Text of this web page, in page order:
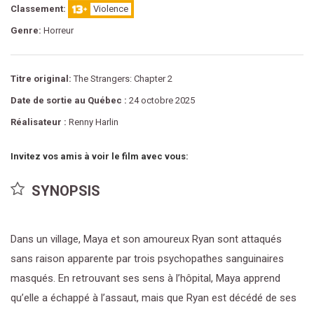
Classement: Violence
Genre: Horreur
Titre original:The Strangers: Chapter 2
Date de sortie au Québec : 24 octobre 2025
Réalisateur : Renny Harlin
Invitez vos amis à voir le film avec vous:
SYNOPSIS
Dans un village, Maya et son amoureux Ryan sont attaqués
sans raison apparente par trois psychopathes sanguinaires
masqués. En retrouvant ses sens à l’hôpital, Maya apprend
qu’elle a échappé à l’assaut, mais que Ryan est décédé de ses